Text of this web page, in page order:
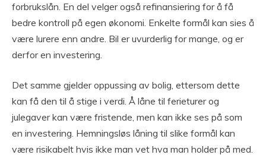
forbrukslån. En del velger også refinansiering for å få
bedre kontroll på egen økonomi. Enkelte formål kan sies å
være lurere enn andre. Bil er uvurderlig for mange, og er
derfor en investering.
Det samme gjelder oppussing av bolig, ettersom dette
kan få den til å stige i verdi. Å låne til ferieturer og
julegaver kan være fristende, men kan ikke ses på som
en investering. Hemningsløs låning til slike formål kan
være risikabelt hvis ikke man vet hva man holder på med.